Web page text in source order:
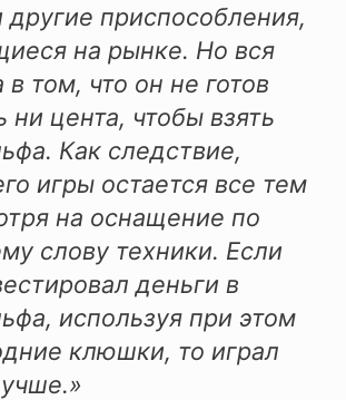
приспособления,
на рынке. Но вся
том, что он не готов
ни цента, чтобы взять
Как следствие,
игры остается все тем
на оснащение по
слову техники. Если
деньги в
используя при этом
клюшки, то играл